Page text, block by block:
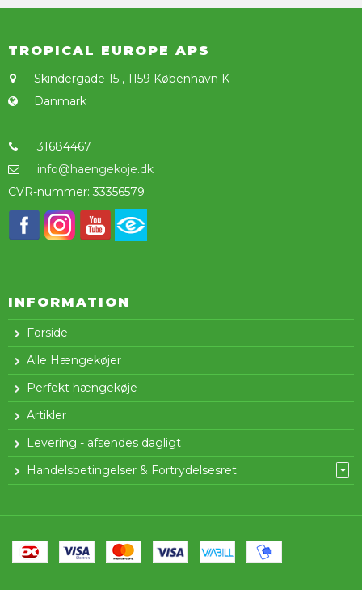
TROPICAL EUROPE APS
Skindergade 15 , 1159 København K
Danmark
31684467
info@haengekoje.dk
CVR-nummer: 33356579
INFORMATION
Forside
Alle Hængekøjer
Perfekt hængekøje
Artikler
Levering - afsendes dagligt
Handelsbetingelser & Fortrydelsesret